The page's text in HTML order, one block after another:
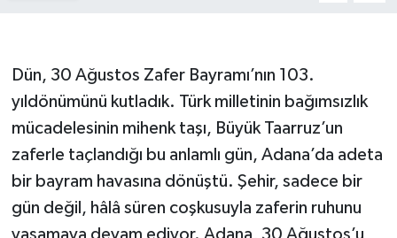
Dün, 30 Ağustos Zafer Bayramı’nın 103.
yıldönümünü kutladık. Türk milletinin bağımsızlık
mücadelesinin mihenk taşı, Büyük Taarruz’un
zaferle taçlandığı bu anlamlı gün, Adana’da adeta
bir bayram havasına dönüştü. Şehir, sadece bir
gün değil, hâlâ süren coşkusuyla zaferin ruhunu
yaşamaya devam ediyor. Adana, 30 Ağustos’u